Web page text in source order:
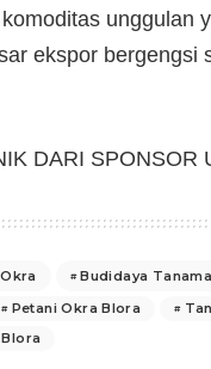
unggulan
ekspor bergengsi
DARI SPONSOR
Budidaya
Petani Okra Blora